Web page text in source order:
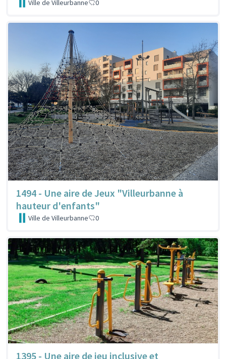
Ville de Villeurbanne 0
1494 - Une aire de Jeux "Villeurbanne à
hauteur d'enfants"
Ville de Villeurbanne 0
1395 - Une aire de jeu inclusive et